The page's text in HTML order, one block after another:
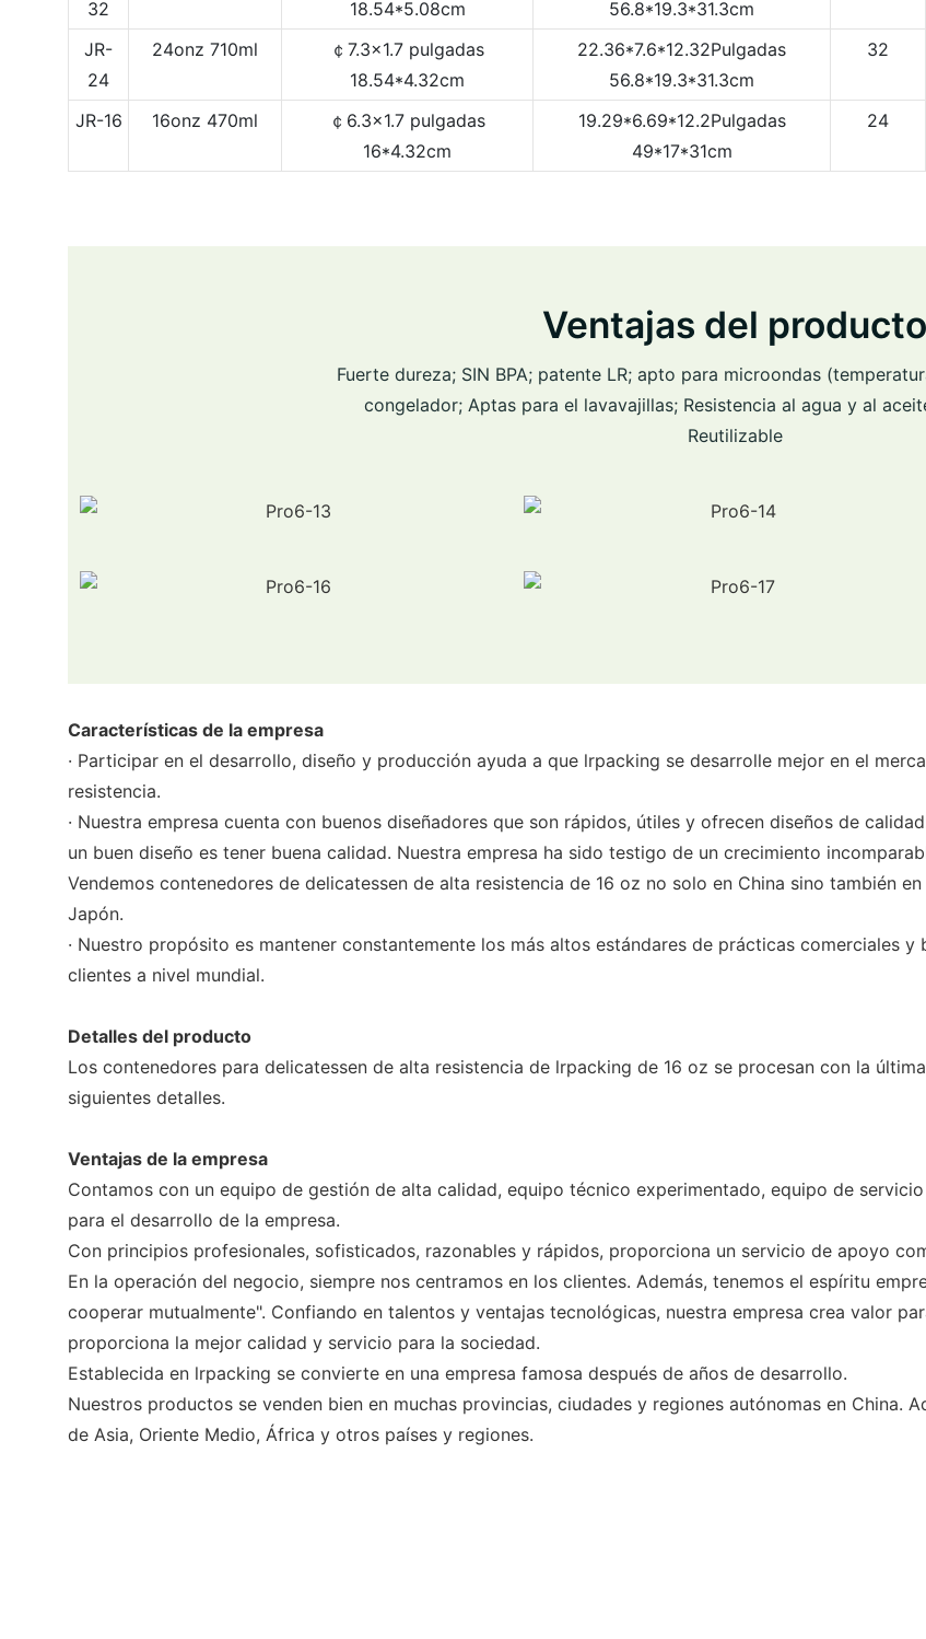
32
18.54*5.08cm
56.8*19.3*31.3cm
JR-
24
24onz 710ml
￠7.3x1.7 pulgadas
18.54*4.32cm
22.36*7.6*12.32Pulgadas
56.8*19.3*31.3cm
32
JR-16
16onz 470ml
￠6.3x1.7 pulgadas
16*4.32cm
19.29*6.69*12.2Pulgadas
49*17*31cm
24
Ventajas del producto
Fuerte dureza; SIN BPA; patente LR; apto para microondas
congelador; Aptas para el lavavajillas; Resistencia al agua y al
Reutilizable
Características de la empresa
· Participar en el desarrollo, diseño y producción ayuda a que lrpacking se desarrolle mejor en el
resistencia.
· Nuestra empresa cuenta con buenos diseñadores que son rápidos, útiles y ofrecen diseños de
un buen diseño es tener buena calidad. Nuestra empresa ha sido testigo de un crecimiento
Vendemos contenedores de delicatessen de alta resistencia de 16 oz no solo en China sino también
Japón.
· Nuestro propósito es mantener constantemente los más altos estándares de prácticas comerciales
clientes a nivel mundial.
Detalles del producto
Los contenedores para delicatessen de alta resistencia de lrpacking de 16 oz se procesan con la
siguientes detalles.
Ventajas de la empresa
Contamos con un equipo de gestión de alta calidad, equipo técnico experimentado, equipo de
para el desarrollo de la empresa.
Con principios profesionales, sofisticados, razonables y rápidos, proporciona un servicio de apoyo
En la operación del negocio, siempre nos centramos en los clientes. Además, tenemos el espíritu
cooperar mutualmente". Confiando en talentos y ventajas tecnológicas, nuestra empresa crea valor
proporciona la mejor calidad y servicio para la sociedad.
Establecida en lrpacking se convierte en una empresa famosa después de años de desarrollo.
Nuestros productos se venden bien en muchas provincias, ciudades y regiones autónomas en China.
de Asia, Oriente Medio, África y otros países y regiones.